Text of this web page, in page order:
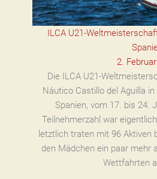
ILCA U21-
2.
Die ILCA U21-
Náutico Castillo del Aguilla
Spanien, vom 17. bis 24.
Teilnehmerzahl war
letztlich traten mit 96 Aktiven
den Mädchen ein paar mehr
Wettfahrten